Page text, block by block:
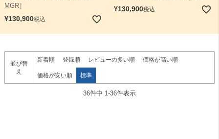
MGR］
¥130,900税込
¥130,900税込
並び替
え
新着順 登録順 レビューの多い順 価格が高い順
価格が安い順 標準
36件中 1-36件表示